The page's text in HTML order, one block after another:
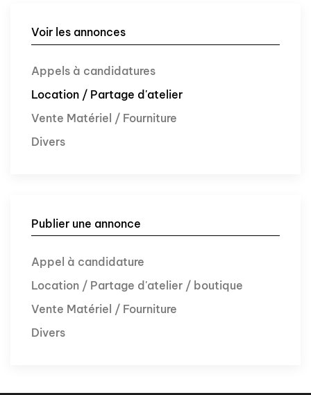
Voir les annonces
Appels à candidatures
Location / Partage d'atelier
Vente Matériel / Fourniture
Divers
Publier une annonce
Appel à candidature
Location / Partage d'atelier / boutique
Vente Matériel / Fourniture
Divers